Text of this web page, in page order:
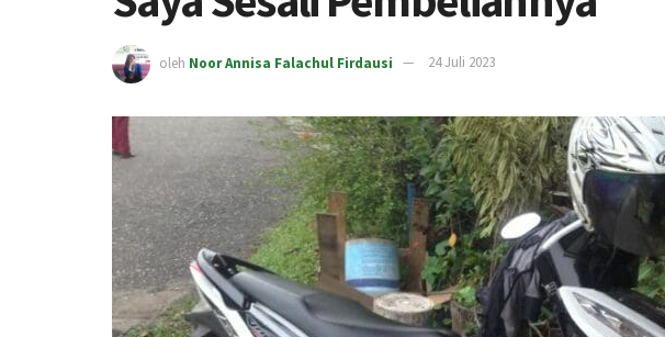
oleh Noor Annisa Falachul Firdausi 24 Juli 2023